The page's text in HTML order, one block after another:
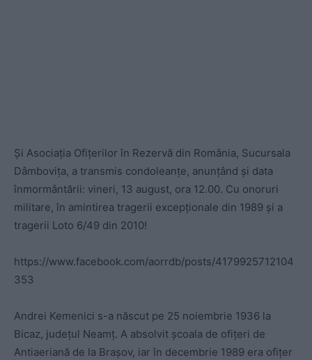
Și Asociația Ofițerilor în Rezervă din România, Sucursala
Dâmbovița, a transmis condoleanțe, anunțând și data
înmormântării: vineri, 13 august, ora 12.00. Cu onoruri
militare, în amintirea tragerii excepționale din 1989 și a
tragerii Loto 6/49 din 2010!
https://www.facebook.com/aorrdb/posts/4179925712104
353
Andrei Kemenici s-a născut pe 25 noiembrie 1936 la
Bicaz, judeţul Neamţ. A absolvit şcoala de ofiţeri de
Antiaeriană de la Braşov, iar în decembrie 1989 era ofițer